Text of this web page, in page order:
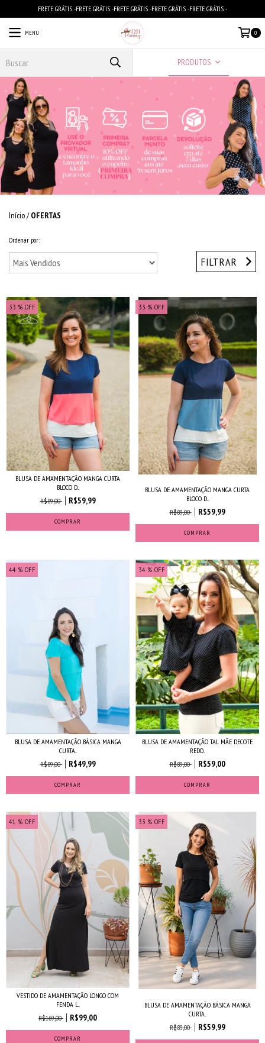
FRETE GRÁTIS -FRETE GRÁTIS -FRETE GRÁTIS -FRETE GRÁTIS -FRETE GRÁTIS -
MENU 0
PRODUTOS
Início/ OFERTAS
Ordenar por:
FILTRAR
33 % OFF
BLUSA DE AMAMENTAÇÃO MANGA CURTA
BLOCO D...
R$89,00
R$59,99
COMPRAR
33 % OFF
BLUSA DE AMAMENTAÇÃO MANGA CURTA
BLOCO D...
R$89,00
R$59,99
COMPRAR
44 % OFF
BLUSA DE AMAMENTAÇÃO BÁSICA MANGA
CURTA...
R$89,00
R$49,99
COMPRAR
34 % OFF
BLUSA DE AMAMENTAÇÃO TAL MÃE DECOTE
REDO...
R$89,00
R$59,00
COMPRAR
41 % OFF
VESTIDO DE AMAMENTAÇÃO LONGO COM
FENDA L...
R$169,00
R$99,00
COMPRAR
33 % OFF
BLUSA DE AMAMENTAÇÃO BÁSICA MANGA
CURTA...
R$89,00
R$59,99